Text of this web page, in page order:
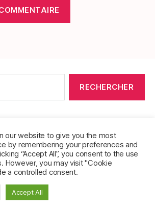
LÉGALES•
CONFIDENTIALITÉ
our website to give you the most
by remembering your preferences and
“Accept All”, you consent to the use
However, you may visit "Cookie
a controlled consent.
Accept All